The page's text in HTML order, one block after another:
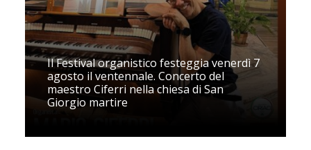
Il Festival organistico festeggia venerdì 7
agosto il ventennale. Concerto del
maestro Ciferri nella chiesa di San
Giorgio martire